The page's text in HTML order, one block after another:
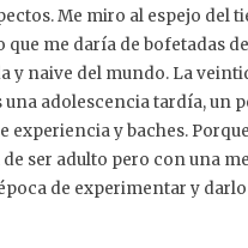
Me miro al espejo del
que me daría de bofetadas
y naive del mundo. La
una adolescencia tardía, un
experiencia y baches.
ser adulto pero con una
de experimentar y